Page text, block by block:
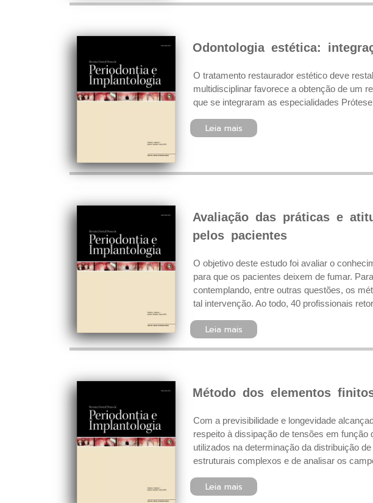
Odontologia estética:
O tratamento restaurador estético deve
multidisciplinar favorece a obtenção de um
que se integraram as especialidades
Leia mais
Avaliação das práticas e
pelos pacientes
O objetivo deste estudo foi avaliar o
para que os pacientes deixem de fumar.
contemplando, entre outras questões, os
tal intervenção. Ao todo, 40 profissionais
Leia mais
Método dos elementos
Com a previsibilidade e longevidade
respeito à dissipação de tensões em
utilizados na determinação da distribuição
estruturais complexos e de analisar os
Leia mais